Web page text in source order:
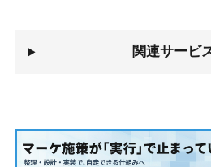
関連サービ